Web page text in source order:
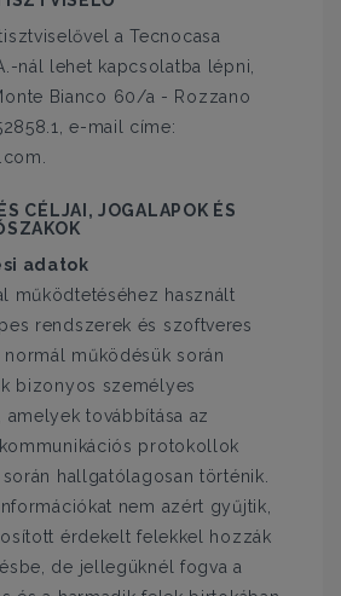
a Tecnocasa
nál lehet kapcsolatba lépni,
Bianco 60/a - Rozzano
e-mail címe:
CÉLJAI, JOGALAPOK ÉS
adatok
működtetéséhez használt
rendszerek és szoftveres
normál működésük során
bizonyos személyes
amelyek továbbítása az
protokollok
során hallgatólagosan történik.
nem azért gyűjtik,
érdekelt felekkel hozzák
de jellegüknél fogva a